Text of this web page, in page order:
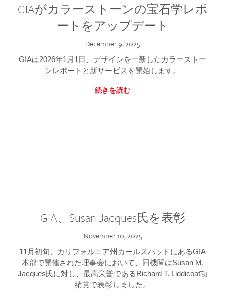
GIAがカラーストーンの宝石学レポ
ートをアップデート
December 9, 2025
GIAは2026年1月1日、デザインを一新したカラーストー
ンレポートと新サービスを開始します。
続きを読む
GIA、Susan Jacques氏を表彰
November 10, 2025
11月初旬、カリフォルニア州カールスバッドにあるGIA
本部で開催された理事会において、同機関はSusan M.
Jacques氏に対し、最高栄誉であるRichard T. Liddicoat功
績賞で表彰しました。